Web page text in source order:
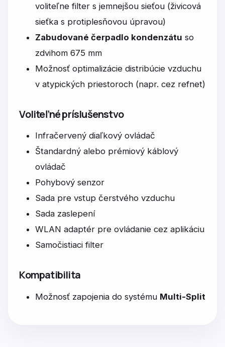
voliteľne filter s jemnejšou sieťou (živicová
sieťka s protiplesňovou úpravou)
Zabudované čerpadlo kondenzátu so
zdvihom 675 mm
Možnosť optimalizácie distribúcie vzduchu
v atypických priestoroch (napr. cez refnet)
Voliteľné príslušenstvo
Infračervený diaľkový ovládač
Štandardný alebo prémiový káblový
ovládač
Pohybový senzor
Sada pre vstup čerstvého vzduchu
Sada zaslepení
WLAN adaptér pre ovládanie cez aplikáciu
Samočistiaci filter
Kompatibilita
Možnosť zapojenia do systému Multi-Split